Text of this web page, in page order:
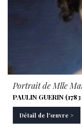
Portrait de Mlle
PAULIN GUERIN
Détail de l'œuvre >